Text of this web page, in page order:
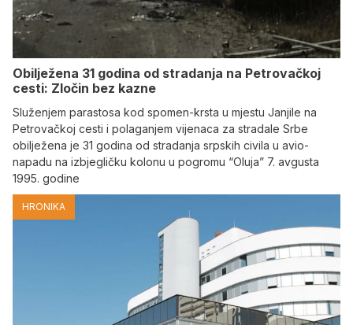
Obilježena 31 godina od stradanja na Petrovačkoj
cesti: Zločin bez kazne
Služenjem parastosa kod spomen-krsta u mjestu Janjile na
Petrovačkoj cesti i polaganjem vijenaca za stradale Srbe
obilježena je 31 godina od stradanja srpskih civila u avio-
napadu na izbjegličku kolonu u pogromu “Oluja” 7. avgusta
1995. godine
HRONIKA